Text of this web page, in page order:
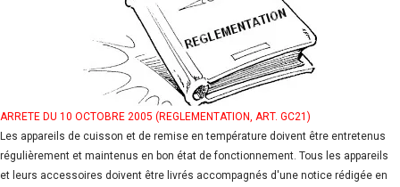
ARRETE DU 10 OCTOBRE 2005 (REGLEMENTATION, ART. GC21)
Les appareils de cuisson et de remise en température doivent être entretenus
régulièrement et maintenus en bon état de fonctionnement. Tous les appareils
et leurs accessoires doivent être livrés accompagnés d'une notice rédigée en